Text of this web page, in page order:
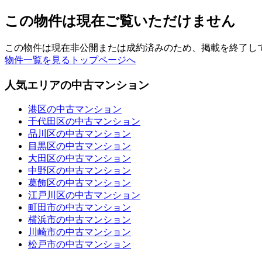
この物件は現在ご覧いただけません
この物件は現在非公開または成約済みのため、掲載を終了し
物件一覧を見る トップページへ
人気エリアの中古マンション
港区の中古マンション
千代田区の中古マンション
品川区の中古マンション
目黒区の中古マンション
大田区の中古マンション
中野区の中古マンション
葛飾区の中古マンション
江戸川区の中古マンション
町田市の中古マンション
横浜市の中古マンション
川崎市の中古マンション
松戸市の中古マンション